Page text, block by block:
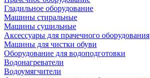
Гладильное оборудование
Машины стиральные
Машины сушильные
Аксессуары для прачечного оборудования
Машины для чистки обуви
Оборудование для водоподготовки
Водонагреватели
Водоумягчители